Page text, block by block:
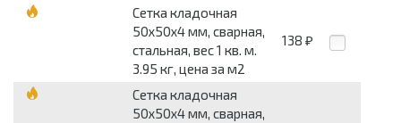
Сетка кладочная
50x50x4 мм, сварная,
стальная, вес 1 кв. м.
3.95 кг, цена за м2
138 ₽
Сетка кладочная
50x50x4 мм, сварная,